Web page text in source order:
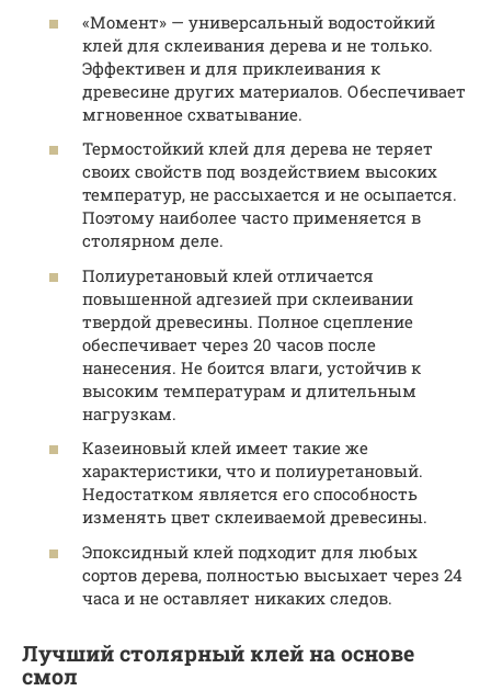
«Момент» — универсальный водостойкий
клей для склеивания дерева и не только.
Эффективен и для приклеивания к
древесине других материалов. Обеспечивает
мгновенное схватывание.
Термостойкий клей для дерева не теряет
своих свойств под воздействием высоких
температур, не рассыхается и не осыпается.
Поэтому наиболее часто применяется в
столярном деле.
Полиуретановый клей отличается
повышенной адгезией при склеивании
твердой древесины. Полное сцепление
обеспечивает через 20 часов после
нанесения. Не боится влаги, устойчив к
высоким температурам и длительным
нагрузкам.
Казеиновый клей имеет такие же
характеристики, что и полиуретановый.
Недостатком является его способность
изменять цвет склеиваемой древесины.
Эпоксидный клей подходит для любых
сортов дерева, полностью высыхает через 24
часа и не оставляет никаких следов.
Лучший столярный клей на основе
смол